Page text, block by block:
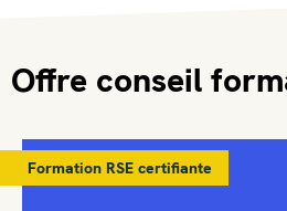
Offre conseil
Formation RSE certifiante